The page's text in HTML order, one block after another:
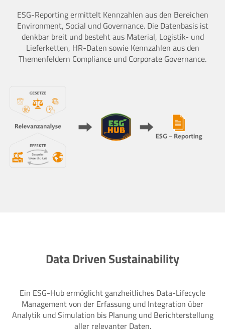
ESG-Reporting ermittelt Kennzahlen aus den Bereichen
Environment, Social und Governance. Die Datenbasis ist
denkbar breit und besteht aus Material, Logistik- und
Lieferketten, HR-Daten sowie Kennzahlen aus den
Themenfeldern Compliance und Corporate Governance.
Data Driven Sustainability
Ein ESG-Hub ermöglicht ganzheitliches Data-Lifecycle
Management von der Erfassung und Integration über
Analytik und Simulation bis Planung und Berichterstellung
aller relevanter Daten.